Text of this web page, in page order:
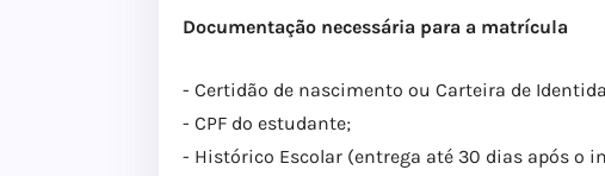
Documentação necessária para a matrícula
- Certidão de nascimento ou Carteira de
- CPF do estudante;
- Histórico Escolar (entrega até 30 dias após o